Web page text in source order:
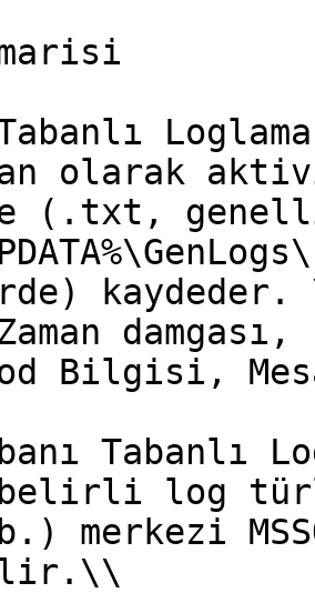
olarak
(.txt,
kaydeder.
Bilgisi,
Tabanlı
log
merkezi